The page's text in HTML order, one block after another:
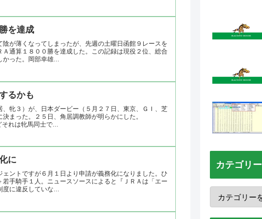
を達成
が薄くなってしまったが、先週の土曜日函館９レースを
通算１８００勝を達成した。この記録は現役２位、総合
かった。岡部幸雄...
るかも
牝３）が、日本ダービー（５月２７日、東京、ＧＩ、芝
決まった。２５日、角居調教師が明らかにした。
れは牝馬同士で...
に
ントですが６月１日より申請が義務化になりました。ひ
手騎手１人。ニュースソースによると『ＪＲＡは「エー
度に違反していな...
カテゴリー